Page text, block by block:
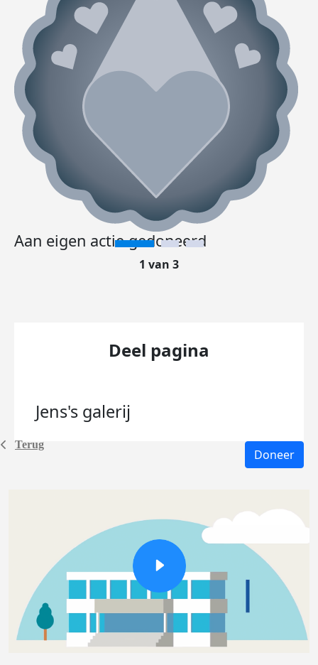
Terug
Aan eigen actie gedoneerd
1 van 3
Deel pagina
Jens's galerij
Doneer